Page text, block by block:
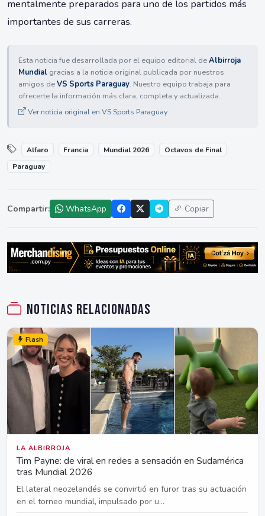
mentalmente preparados para uno de los partidos más
importantes de sus carreras.
Esta noticia fue desarrollada por el equipo editorial deAlbirroja
Mundial gracias a la noticia original publicada por nuestros
amigos deVS Sports Paraguay. Nuestro equipo trabaja para
ofrecerte la información más clara, completa y actualizada.
Ver noticia original en VS Sports Paraguay
Alfaro Francia Mundial 2026
Octavos de Final
Paraguay
Compartir: WhatsApp Copiar
Noticias relacionadas
Flash
LA ALBIRROJA
Tim Payne: de viral en redes a sensación en Sudamérica
tras Mundial 2026
El lateral neozelandés se convirtió en furor tras su actuación
en el torneo mundial, impulsado por u...